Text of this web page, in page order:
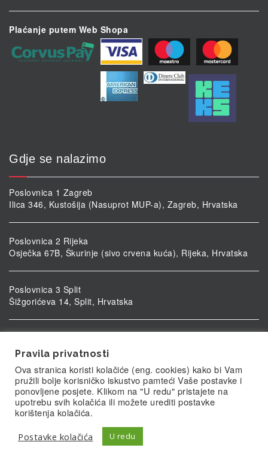
Plaćanje putem Web Shopa
Gdje se nalazimo
Poslovnica 1 Zagreb
Ilica 346, Kustošija (Nasuprot MUP-a), Zagreb, Hrvatska
Poslovnica 2 Rijeka
Osječka 67B, Škurinje (sivo crvena kuća), Rijeka, Hrvatska
Poslovnica 3 Split
Šižgorićeva 14, Split, Hrvatska
Ulica kardinala Alojzija Stepinca 5, Vukovar, Hrvatska
© Biolab.hr 2026
Pravila privatnosti
Ova stranica koristi kolačiće (eng. cookies) kako bi Vam
pružili bolje korisničko iskustvo pamteći Vaše postavke i
ponovljene posjete. Klikom na "U redu" pristajete na
upotrebu svih kolačića ili možete urediti postavke
korištenja kolačića.
Postavke kolačića U redu